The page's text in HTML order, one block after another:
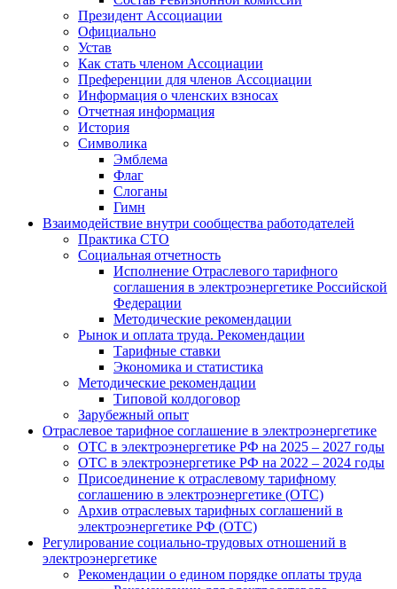
Президент Ассоциации
Официально
Устав
Как стать членом Ассоциации
Преференции для членов Ассоциации
Информация о членских взносах
Отчетная информация
История
Символика
Эмблема
Флаг
Слоганы
Гимн
Взаимодействие внутри сообщества работодателей
Практика СТО
Социальная отчетность
Исполнение Отраслевого тарифного
соглашения в электроэнергетике Российской
Федерации
Методические рекомендации
Рынок и оплата труда. Рекомендации
Тарифные ставки
Экономика и статистика
Методические рекомендации
Типовой колдоговор
Зарубежный опыт
Отраслевое тарифное соглашение в электроэнергетике
ОТС в электроэнергетике РФ на 2025 – 2027 годы
ОТС в электроэнергетике РФ на 2022 – 2024 годы
Присоединение к отраслевому тарифному
соглашению в электроэнергетике (ОТС)
Архив отраслевых тарифных соглашений в
электроэнергетике РФ (ОТС)
Регулирование социально-трудовых отношений в
электроэнергетике
Рекомендации о едином порядке оплаты труда